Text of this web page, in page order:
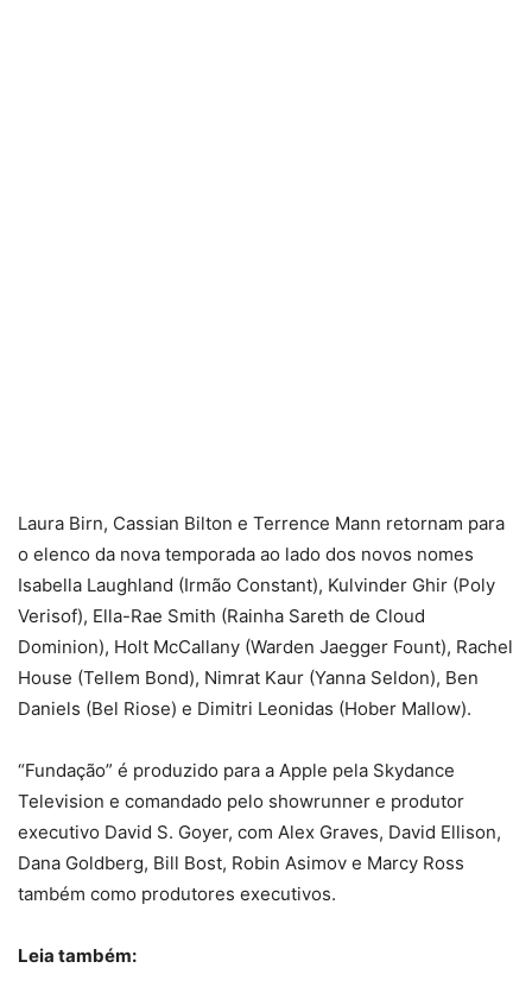
Laura Birn, Cassian Bilton e Terrence Mann retornam para
o elenco da nova temporada ao lado dos novos nomes
Isabella Laughland (Irmão Constant), Kulvinder Ghir (Poly
Verisof), Ella-Rae Smith (Rainha Sareth de Cloud
Dominion), Holt McCallany (Warden Jaegger Fount), Rachel
House (Tellem Bond), Nimrat Kaur (Yanna Seldon), Ben
Daniels (Bel Riose) e Dimitri Leonidas (Hober Mallow).
“Fundação” é produzido para a Apple pela Skydance
Television e comandado pelo showrunner e produtor
executivo David S. Goyer, com Alex Graves, David Ellison,
Dana Goldberg, Bill Bost, Robin Asimov e Marcy Ross
também como produtores executivos.
Leia também: